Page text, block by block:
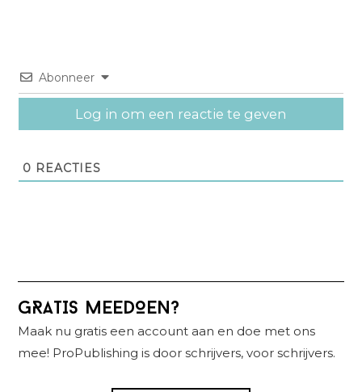
Abonneer
Log in om een reactie te geven
0 REACTIES
Primaire
Sidebar
GRATIS MEEDOEN?
Maak nu gratis een account aan en doe met ons
mee! ProPublishing is door schrijvers, voor schrijvers.